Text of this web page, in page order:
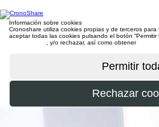
Información sobre cookies
Cronoshare utiliza cookies propias y de terceros
aceptar todas las cookies pulsando el botón “Permitir
, y/o rechazar, así como obtener